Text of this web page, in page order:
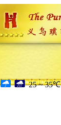
25 ~ 35℃